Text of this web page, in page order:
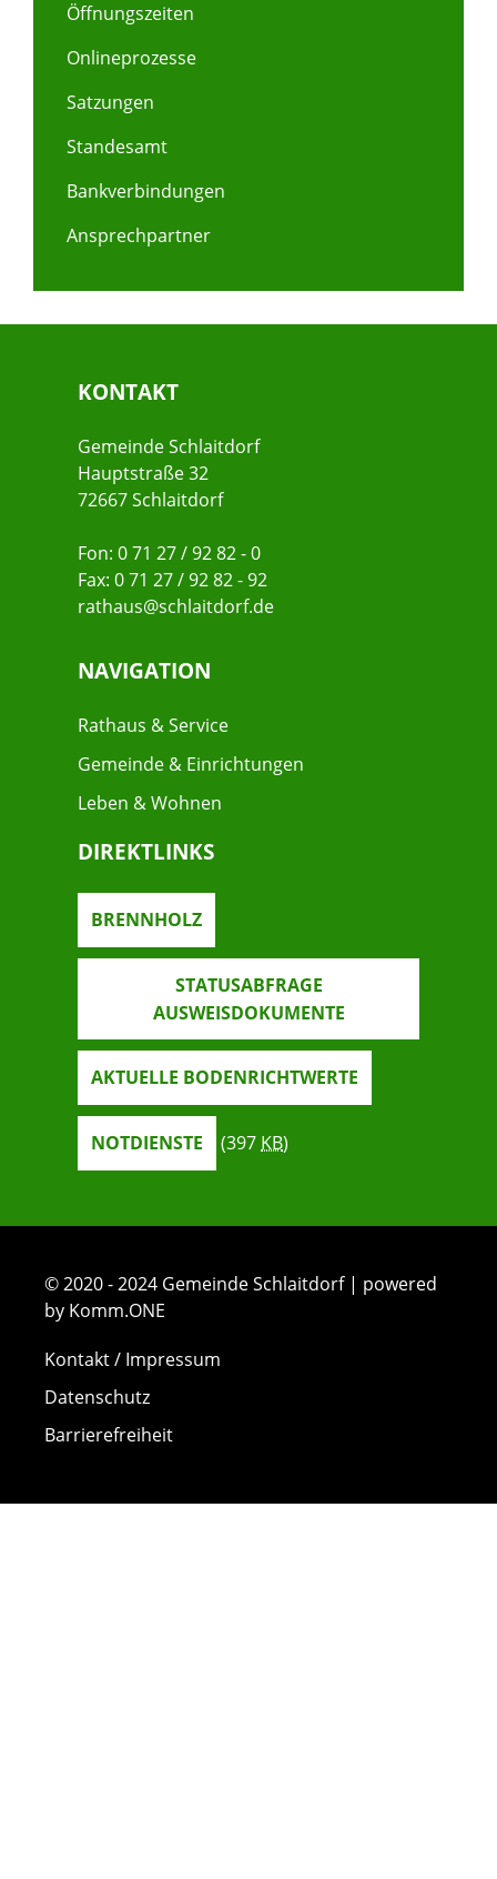
Öffnungszeiten
Onlineprozesse
Satzungen
Standesamt
Bankverbindungen
Ansprechpartner
KONTAKT
Gemeinde Schlaitdorf
Hauptstraße 32
72667 Schlaitdorf
Fon: 0 71 27 / 92 82 - 0
Fax: 0 71 27 / 92 82 - 92
rathaus@schlaitdorf.de
NAVIGATION
Rathaus & Service
Gemeinde & Einrichtungen
Leben & Wohnen
DIREKTLINKS
BRENNHOLZ
STATUSABFRAGE
AUSWEISDOKUMENTE
AKTUELLE BODENRICHTWERTE
NOTDIENSTE (397 KB)
© 2020 - 2024 Gemeinde Schlaitdorf | powered
by Komm.ONE
Kontakt / Impressum
Datenschutz
Barrierefreiheit